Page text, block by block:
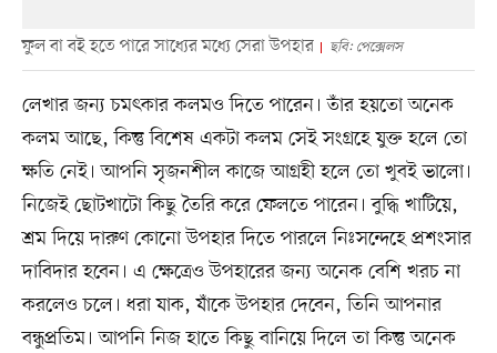
ফুল বা বই হতে পারে সাধ্যের মধ্যে সেরা উপহার ছবি: পেক্সেলস
লেখার জন্য চমৎকার কলমও দিতে পারেন। তাঁর হয়তো অনেক
কলম আছে, কিন্তু বিশেষ একটা কলম সেই সংগ্রহে যুক্ত হলে তো
ক্ষতি নেই। আপনি সৃজনশীল কাজে আগ্রহী হলে তো খুবই ভালো।
নিজেই ছোটখাটো কিছু তৈরি করে ফেলতে পারেন। বুদ্ধি খাটিয়ে,
শ্রম দিয়ে দারুণ কোনো উপহার দিতে পারলে নিঃসন্দেহে প্রশংসার
দাবিদার হবেন। এ ক্ষেত্রেও উপহারের জন্য অনেক বেশি খরচ না
করলেও চলে। ধরা যাক, যাঁকে উপহার দেবেন, তিনি আপনার
বন্ধুপ্রতিম। আপনি নিজ হাতে কিছু বানিয়ে দিলে তা কিন্তু অনেক